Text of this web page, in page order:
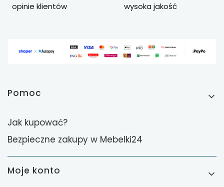
opinie klientów wysoka jakość
Linki w stopce
Pomoc
Jak kupować?
Bezpieczne zakupy w Mebelki24
Moje konto